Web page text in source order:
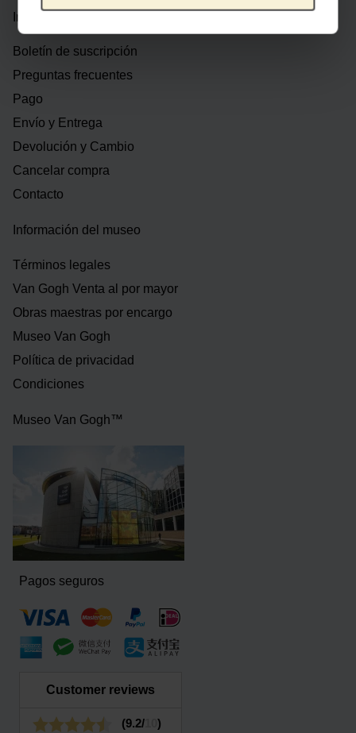
Información de la tienda
Boletín de suscripción
Preguntas frecuentes
Pago
Envío y Entrega
Devolución y Cambio
Cancelar compra
Contacto
Información del museo
Términos legales
Van Gogh Venta al por mayor
Obras maestras por encargo
Museo Van Gogh
Política de privacidad
Condiciones
Museo Van Gogh™
Pagos seguros